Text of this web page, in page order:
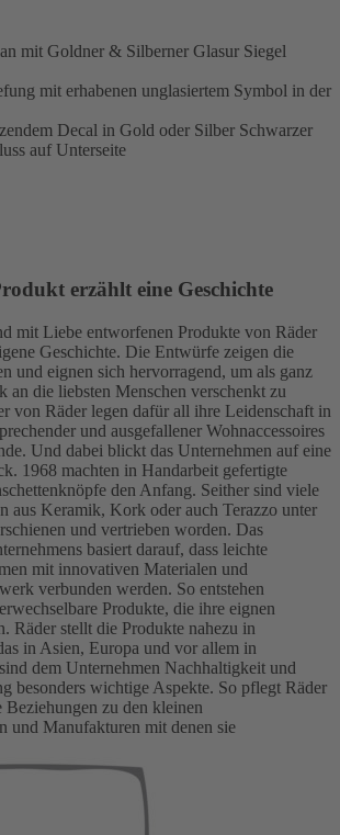
mit Goldner & Silberner Glasur Siegel
mit erhabenen unglasiertem Symbol in der
Decal in Gold oder Silber Schwarzer
auf Unterseite
erzählt eine Geschichte
mit Liebe entworfenen Produkte von Räder
Geschichte. Die Entwürfe zeigen die
und eignen sich hervorragend, um als ganz
an die liebsten Menschen verschenkt zu
von Räder legen dafür all ihre Leidenschaft in
und ausgefallener Wohnaccessoires
Und dabei blickt das Unternehmen auf eine
1968 machten in Handarbeit gefertigte
den Anfang. Seither sind viele
aus Keramik, Kork oder auch Terazzo unter
und vertrieben worden. Das
basiert darauf, dass leichte
mit innovativen Materialen und
verbunden werden. So entstehen
Produkte, die ihre eignen
Räder stellt die Produkte nahezu in
in Asien, Europa und vor allem in
dem Unternehmen Nachhaltigkeit und
besonders wichtige Aspekte. So pflegt Räder
Beziehungen zu den kleinen
und Manufakturen mit denen sie